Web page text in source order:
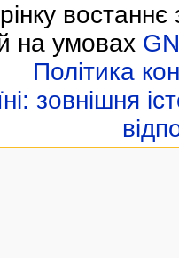
на умовах
Політика
зовнішня